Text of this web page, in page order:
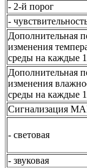
- 2-й порог
-
Дополнительная
изменения
среды на каждые
Дополнительная
изменения
среды на каждые
Сигнализация
- световая
- звуковая